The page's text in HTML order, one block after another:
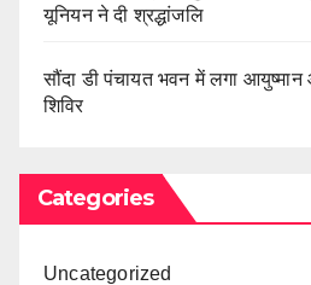
यूनियन ने दी श्रद्धांजलि
सौंदा डी पंचायत भवन में लगा आयुष्मान
शिविर
Categories
Uncategorized